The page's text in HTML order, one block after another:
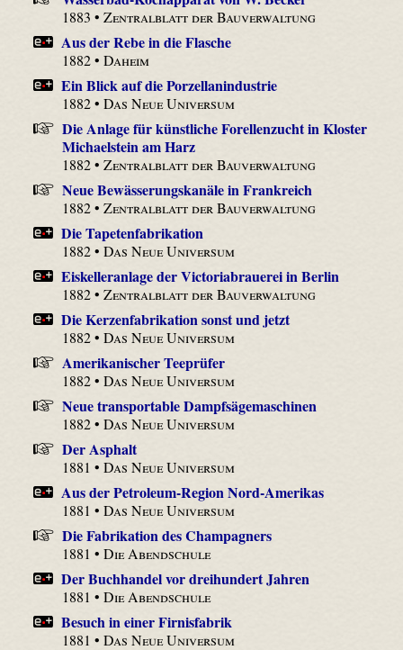
1883 •Zentralblatt der Bauverwaltung
Aus der Rebe in die Flasche
1882 •Daheim
Ein Blick auf die Porzellanindustrie
1882 •Das Neue Universum
Die Anlage für künstliche Forellenzucht in Kloster
Michaelstein am Harz
1882 •Zentralblatt der Bauverwaltung
Neue Bewässerungskanäle in Frankreich
1882 •Zentralblatt der Bauverwaltung
Die Tapetenfabrikation
1882 •Das Neue Universum
Eiskelleranlage der Victoriabrauerei in Berlin
1882 •Zentralblatt der Bauverwaltung
Die Kerzenfabrikation sonst und jetzt
1882 •Das Neue Universum
Amerikanischer Teeprüfer
1882 •Das Neue Universum
Neue transportable Dampfsägemaschinen
1882 •Das Neue Universum
Der Asphalt
1881 •Das Neue Universum
Aus der Petroleum-Region Nord-Amerikas
1881 •Das Neue Universum
Die Fabrikation des Champagners
1881 •Die Abendschule
Der Buchhandel vor dreihundert Jahren
1881 •Die Abendschule
Besuch in einer Firnisfabrik
1881 •Das Neue Universum